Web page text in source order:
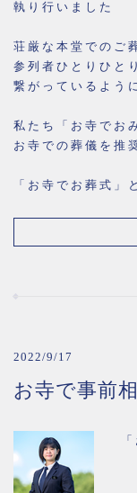
執り行いました
荘厳な本堂でのご
参列者ひとりひと
繋がっているよう
私たち「お寺でお
お寺での葬儀を推
「お寺でお葬式」
2022/9/17
お寺で事前